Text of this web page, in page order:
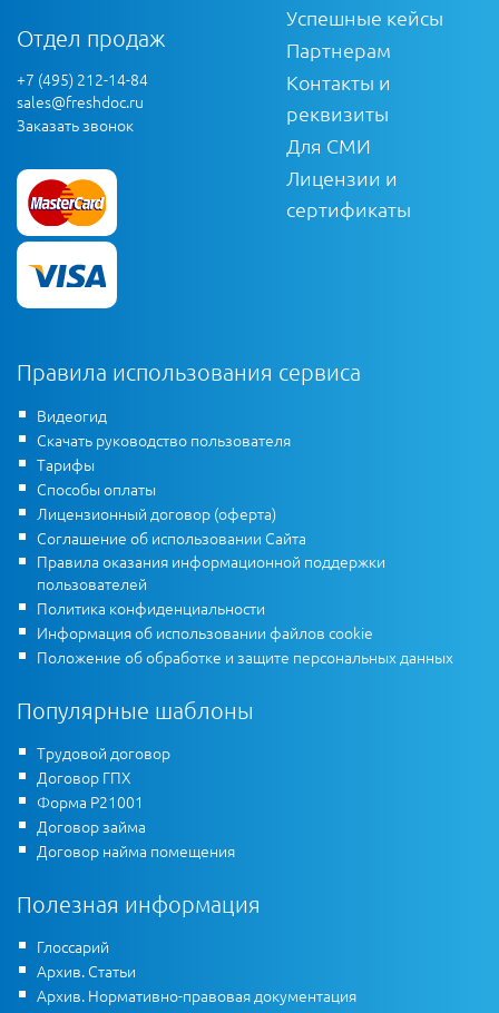
Отдел продаж
+7 (495) 212-14-84
sales@freshdoc.ru
Заказать звонок
Успешные кейсы
Партнерам
Контакты и
реквизиты
Для СМИ
Лицензии и
сертификаты
Правила использования сервиса
Видеогид
Скачать руководство пользователя
Тарифы
Способы оплаты
Лицензионный договор (оферта)
Соглашение об использовании Сайта
Правила оказания информационной поддержки
пользователей
Политика конфиденциальности
Информация об использовании файлов cookie
Положение об обработке и защите персональных данных
Популярные шаблоны
Трудовой договор
Договор ГПХ
Форма Р21001
Договор займа
Договор найма помещения
Полезная информация
Глоссарий
Архив. Статьи
Архив. Нормативно-правовая документация